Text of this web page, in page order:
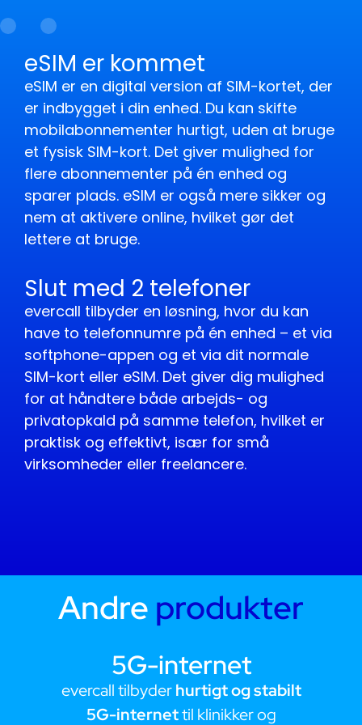
eSIM er kommet
eSIM er en digital version af SIM-kortet, der
er indbygget i din enhed. Du kan skifte
mobilabonnementer hurtigt, uden at bruge
et fysisk SIM-kort. Det giver mulighed for
flere abonnementer på én enhed og
sparer plads. eSIM er også mere sikker og
nem at aktivere online, hvilket gør det
lettere at bruge.
Slut med 2 telefoner
evercall tilbyder en løsning, hvor du kan
have to telefonnumre på én enhed – et via
softphone-appen og et via dit normale
SIM-kort eller eSIM. Det giver dig mulighed
for at håndtere både arbejds- og
privatopkald på samme telefon, hvilket er
praktisk og effektivt, især for små
virksomheder eller freelancere.
Andre produkter
5G-internet
tilbyderhurtigt og stabilt
til klinikker og